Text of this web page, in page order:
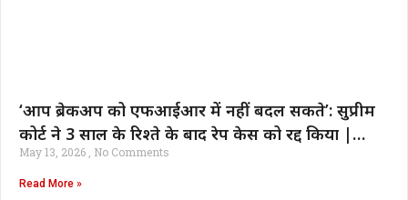
‘आप ब्रेकअप को एफआईआर में नहीं बदल सकते’: सुप्रीम
कोर्ट ने 3 साल के रिश्ते के बाद रेप केस को रद्द किया |
भारत समाचार
May 13, 2026 No Comments
Read More »